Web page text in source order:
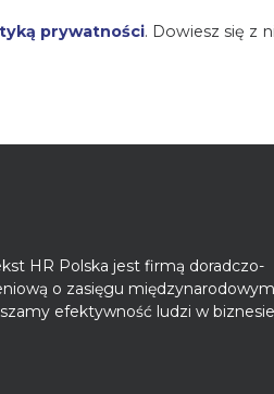
prywatności. Dowiesz się z
HR Polska jest firmą doradczo-
o zasięgu
efektywność ludzi w